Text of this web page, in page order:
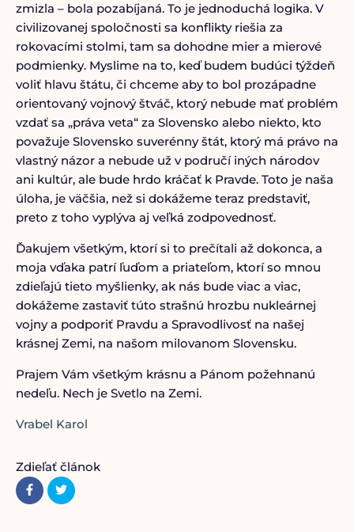
zmizla – bola pozabíjaná. To je jednoduchá logika. V
civilizovanej spoločnosti sa konflikty riešia za
rokovacími stolmi, tam sa dohodne mier a mierové
podmienky. Myslime na to, keď budem budúci týždeň
voliť hlavu štátu, či chceme aby to bol prozápadne
orientovaný vojnový štváč, ktorý nebude mať problém
vzdať sa „práva veta“ za Slovensko alebo niekto, kto
považuje Slovensko suverénny štát, ktorý má právo na
vlastný názor a nebude už v područí iných národov
ani kultúr, ale bude hrdo kráčať k Pravde. Toto je naša
úloha, je väčšia, než si dokážeme teraz predstaviť,
preto z toho vyplýva aj veľká zodpovednosť.
Ďakujem všetkým, ktorí si to prečítali až dokonca, a
moja vďaka patrí ľuďom a priateľom, ktorí so mnou
zdieľajú tieto myšlienky, ak nás bude viac a viac,
dokážeme zastaviť túto strašnú hrozbu nukleárnej
vojny a podporiť Pravdu a Spravodlivosť na našej
krásnej Zemi, na našom milovanom Slovensku.
Prajem Vám všetkým krásnu a Pánom požehnanú
nedeľu. Nech je Svetlo na Zemi.
Vrabel Karol
Zdieľať článok